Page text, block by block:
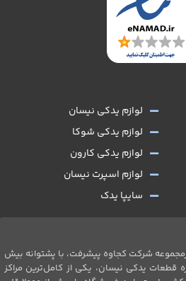
شرکت کجاوه پیشرفت، با پشتوانه بیش
قطعات یدکی نیسان، یکی از کامل‌ترین مراکز
لوازم یدکی نیسان
لوازم یدکی شوکا
لوازم یدکی کارون
لوازم اسپرت نیسان
سایپا یدک